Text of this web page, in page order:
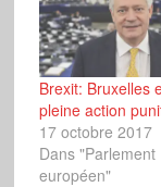
Brexit: Bruxelles
pleine action
17 octobre 2017
Dans "Parlement
européen"